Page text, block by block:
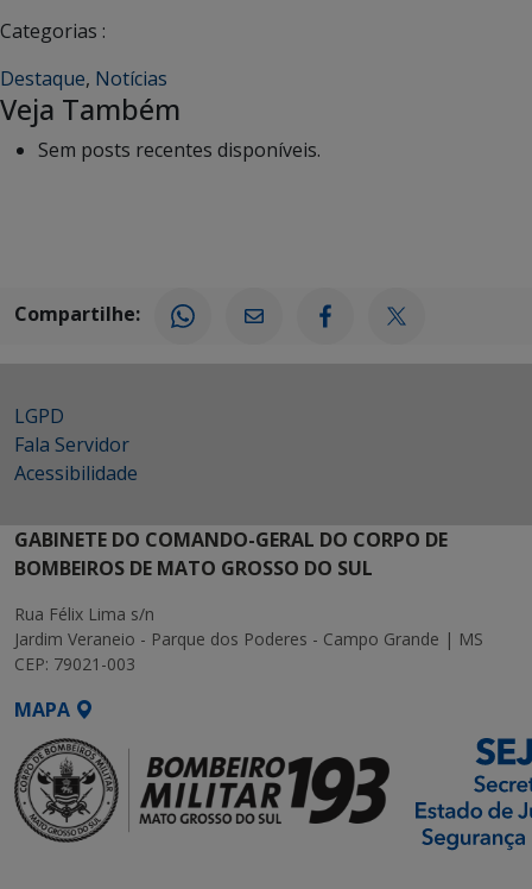
Categorias :
Destaque, Notícias
Veja Também
Sem posts recentes disponíveis.
Compartilhe:
LGPD
Fala Servidor
Acessibilidade
GABINETE DO COMANDO-GERAL DO CORPO DE
BOMBEIROS DE MATO GROSSO DO SUL
Rua Félix Lima s/n
Jardim Veraneio - Parque dos Poderes - Campo Grande | MS
CEP: 79021-003
MAPA